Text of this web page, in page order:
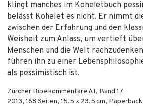
klingt manches im Koheletbuch
belässt Kohelet es nicht. Er nimmt
zwischen der Erfahrung und den
Weisheit zum Anlass, um vertieft
Menschen und die Welt
führen ihn zu einer
als pessimistisch ist.
Zürcher Bibelkommentare AT, Band 17
2013, 168 Seiten, 15.5 x 23.5 cm, Paperback